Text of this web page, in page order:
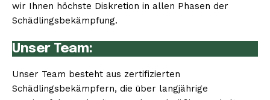
wir Ihnen höchste Diskretion in allen Phasen der
Schädlingsbekämpfung.
Unser Team:
Unser Team besteht aus zertifizierten
Schädlingsbekämpfern, die über langjährige